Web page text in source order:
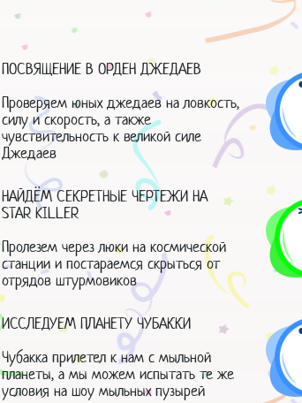
ПОСВЯЩЕНИЕ В ОРДЕН ДЖЕДАЕВ
Проверяем юных джедаев на ловкость,
силу и скорость, а также
чувствительность к великой силе
Джедаев
НАЙДЁМ СЕКРЕТНЫЕ ЧЕРТЕЖИ НА
STAR KILLER
Пролезем через люки на космической
станции и постараемся скрыться от
отрядов штурмовиков
ИССЛЕДУЕМ ПЛАНЕТУ ЧУБАККИ
Чубакка прилетел к нам с мыльной
планеты, а мы можем испытать те же
условия на шоу мыльных пузырей